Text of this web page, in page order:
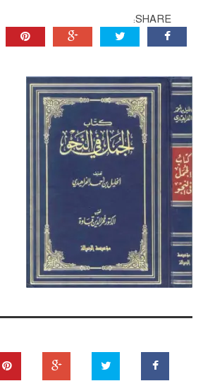
SHARE: